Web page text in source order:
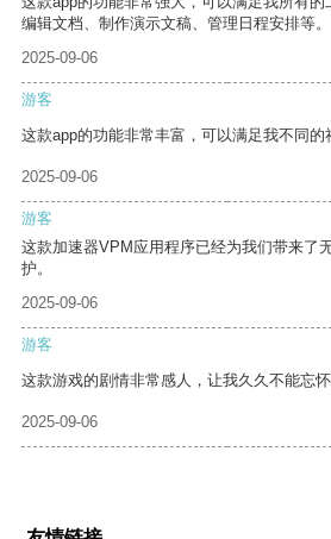
编辑文档、制作演示文稿、管理日程安排等。
2025-09-06
游客
这款app的功能非常丰富，可以满足我不同的
2025-09-06
游客
这款加速器VPM应用程序已经为我们带来了
护。
2025-09-06
游客
这款游戏的剧情非常感人，让我久久不能忘怀
2025-09-06